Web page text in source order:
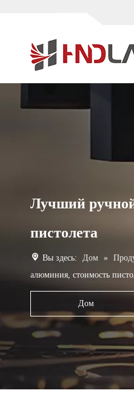
Лучший ручной
пистолета
Вы здесь: Дом »
алюминия, стоимость
Дом